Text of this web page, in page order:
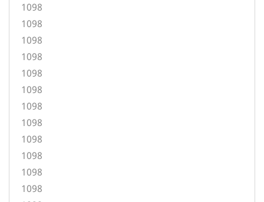
1098
1098
1098
1098
1098
1098
1098
1098
1098
1098
1098
1098